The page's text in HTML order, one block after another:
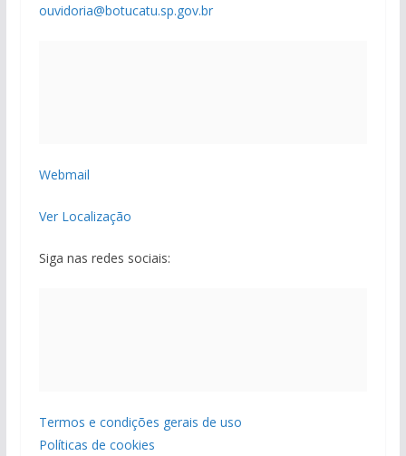
ouvidoria@botucatu.sp.gov.br
Webmail
Ver Localização
Siga nas redes sociais:
Termos e condições gerais de uso
Políticas de cookies